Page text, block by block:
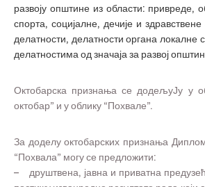
развоју општине из области: привреде,
спорта, социјалне, дечије и
делатности, делатности органа локалне
делатностима од значаја за развој
Октобарска признања се додељуЈу у
октобар” и у облику “Похвале”.
За доделу октобарских признања
“Похвала” могу се предложити:
– друштвена, јавна и приватна